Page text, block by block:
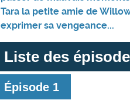
Tara la petite amie de
exprimer sa vengeance...
Liste des
Épisode 1